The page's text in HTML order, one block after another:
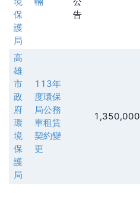
保
護
局
告
高
雄
市
政
府
環
境
保
護
局
113年
度環保
局公務
車租賃
契約變
更
1,350,000